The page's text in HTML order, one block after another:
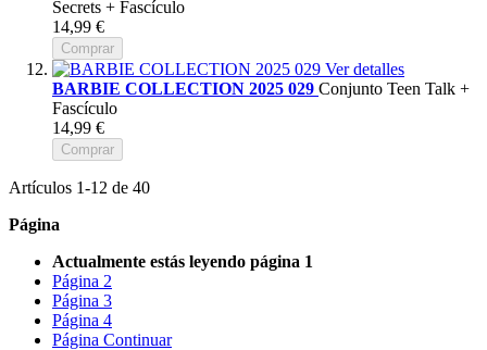
Secrets + Fascículo
14,99 €
Comprar
Ver detalles
BARBIE COLLECTION 2025 029 Conjunto Teen Talk +
Fascículo
14,99 €
Comprar
Artículos 1-12 de 40
Página
Actualmente estás leyendo página 1
Página 2
Página 3
Página 4
Página Continuar